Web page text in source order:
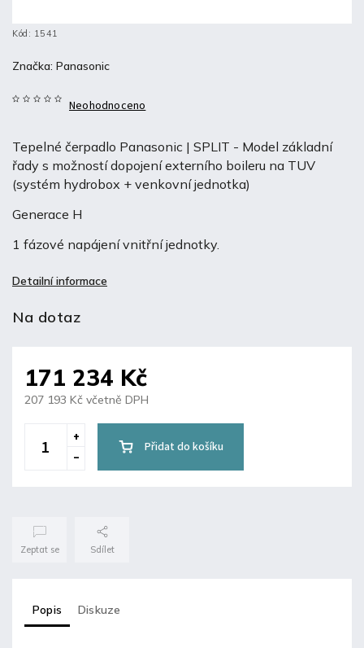
Kód: 1541
Neohodnoceno
Tepelné čerpadlo Panasonic | SPLIT - Model základní
řady s možností dopojení externího boileru na TUV
(systém hydrobox + venkovní jednotka)
Generace H
1 fázové napájení vnitřní jednotky.
Detailní informace
Značka: Panasonic
Na dotaz
171 234 Kč
207 193 Kč včetně DPH
Přidat do košíku
Zeptat se Sdílet
Popis Diskuze